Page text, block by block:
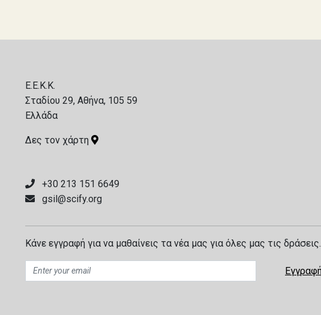
E.E.K.K.
Σταδίου 29, Αθήνα, 105 59
Ελλάδα
Δες τον χάρτη
+30 213 151 6649
gsil@scify.org
Κάνε εγγραφή για να μαθαίνεις τα νέα μας για όλες μας τις δράσεις.